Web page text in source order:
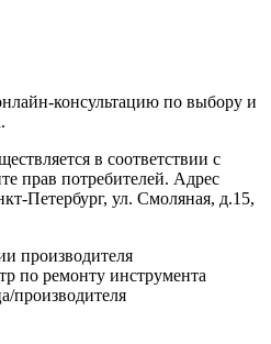
консультацию по выбору и
в соответствии с
прав потребителей. Адрес
Петербург, ул. Смоляная, д.15,
производителя
по ремонту инструмента
производителя